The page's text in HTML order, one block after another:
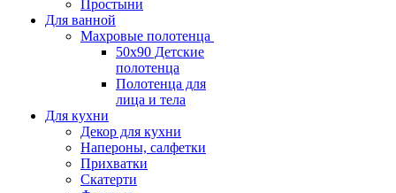
Простыни
Для ванной
Махровые полотенца
50х90 Детские
полотенца
Полотенца для
лица и тела
Для кухни
Декор для кухни
Напероны, салфетки
Прихватки
Скатерти